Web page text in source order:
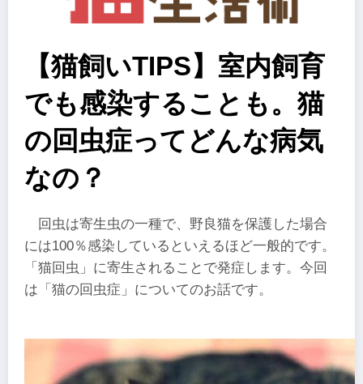
【猫飼いTIPS】室内飼育
でも感染することも。猫
の回虫症ってどんな病気
なの？
回虫は寄生虫の一種で、野良猫を保護した場合
には100％感染しているといえるほど一般的です。
「猫回虫」に寄生されることで発症します。今回
は「猫の回虫症」についてのお話です。